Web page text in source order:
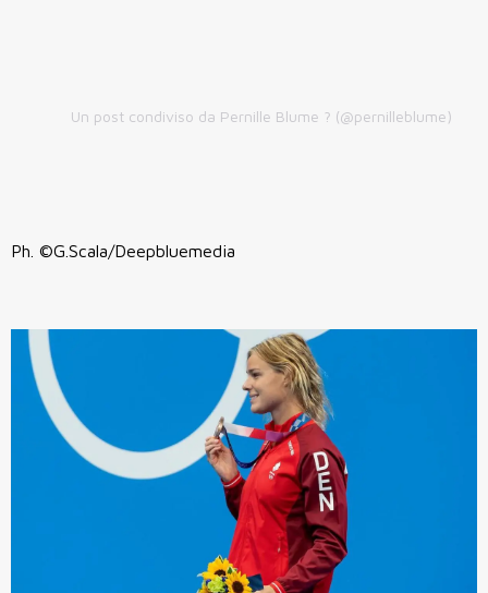
Un post condiviso da Pernille Blume ? (@pernilleblume)
Ph. ©G.Scala/Deepbluemedia